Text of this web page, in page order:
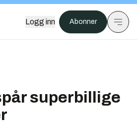
Logg inn Abonner
superbillige